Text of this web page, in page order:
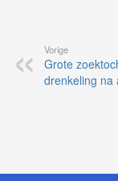
Vorige
Grote
drenkeling na